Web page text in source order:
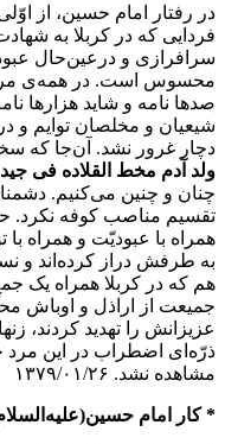
در رفتار امام حسین، از
فردایی که در کربلا به
سرافرازی و درعین‌حال
محسوس است. در همه‌ی
صدها نامه و شاید هزارها
شیعیان و مخلصان توایم و
دچار غرور نشد. آن‌جا که
ولد آدم مخط القلاده فی جید
چنان و چنین می‌کنیم.
تقسیم مناصب کوفه نکرد.
همراه با عبودیّت و همراه
به طرفش دراز کرده‌اند و
هم که در کربلا همراه یک
جمیعت از اراذل و اوباش
عزیزانش را تهدید کردند،
ذرّه‌ای اضطراب در این مرد
مشاهده نشد. ۱۳۷۹/۰۱/۲۶
* کار امام